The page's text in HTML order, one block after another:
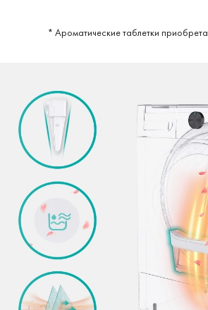
* Ароматические таблетки